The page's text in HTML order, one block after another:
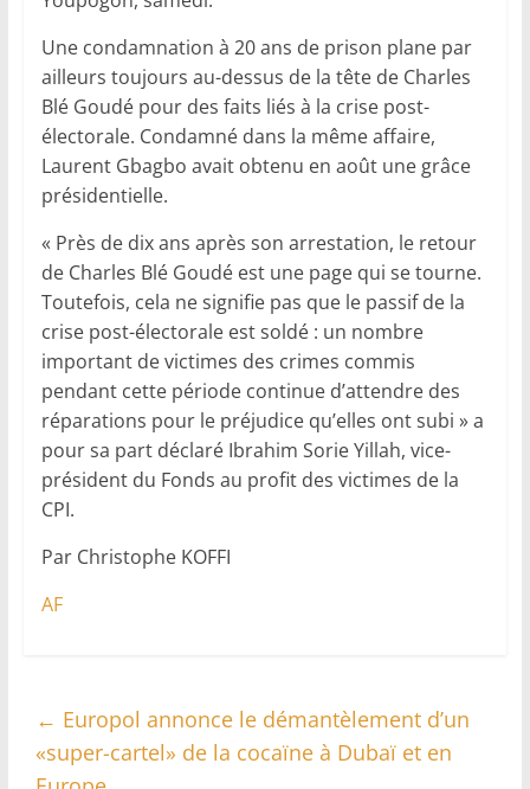
Une condamnation à 20 ans de prison plane par
ailleurs toujours au-dessus de la tête de Charles
Blé Goudé pour des faits liés à la crise post-
électorale. Condamné dans la même affaire,
Laurent Gbagbo avait obtenu en août une grâce
présidentielle.
« Près de dix ans après son arrestation, le retour
de Charles Blé Goudé est une page qui se tourne.
Toutefois, cela ne signifie pas que le passif de la
crise post-électorale est soldé : un nombre
important de victimes des crimes commis
pendant cette période continue d’attendre des
réparations pour le préjudice qu’elles ont subi » a
pour sa part déclaré Ibrahim Sorie Yillah, vice-
président du Fonds au profit des victimes de la
CPI.
Par Christophe KOFFI
AF
← Europol annonce le démantèlement d’un
«super-cartel» de la cocaïne à Dubaï et en